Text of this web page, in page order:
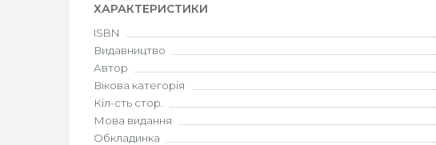
ХАРАКТЕРИСТИКИ
ISBN
Видавництво
Автор
Вікова категорія
Кіл-сть стор.
Мова видання
Обкладинка